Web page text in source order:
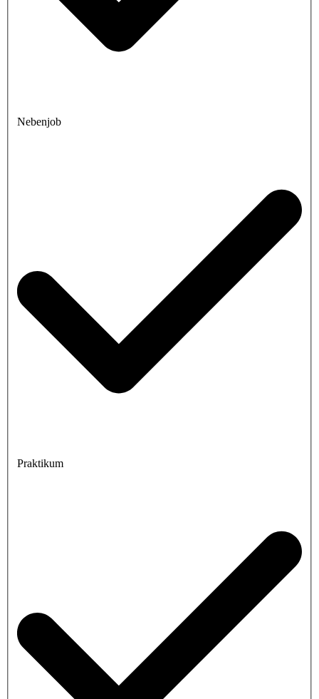
Nebenjob
Praktikum